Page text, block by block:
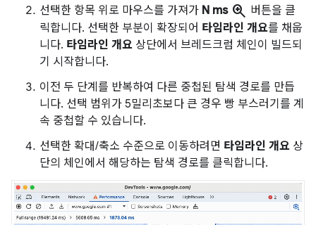
선택한 항목 위로 마우스를 가져가 N ms zoom_in 버튼을 클
릭합니다. 선택한 부분이 확장되어 타임라인 개요를 채웁
니다. 타임라인 개요 상단에서 브레드크럼 체인이 빌드되
기 시작합니다.
이전 두 단계를 반복하여 다른 중첩된 탐색 경로를 만듭
니다. 선택 범위가 5밀리초보다 큰 경우 빵 부스러기를 계
속 중첩할 수 있습니다.
선택한 확대/축소 수준으로 이동하려면 타임라인 개요 상
단의 체인에서 해당하는 탐색 경로를 클릭합니다.